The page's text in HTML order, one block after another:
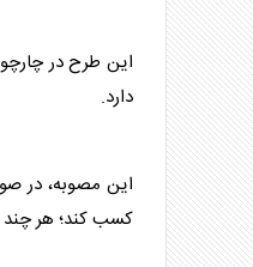
این طرح در
دارد.
این مصوبه، در
کسب کند؛ هر